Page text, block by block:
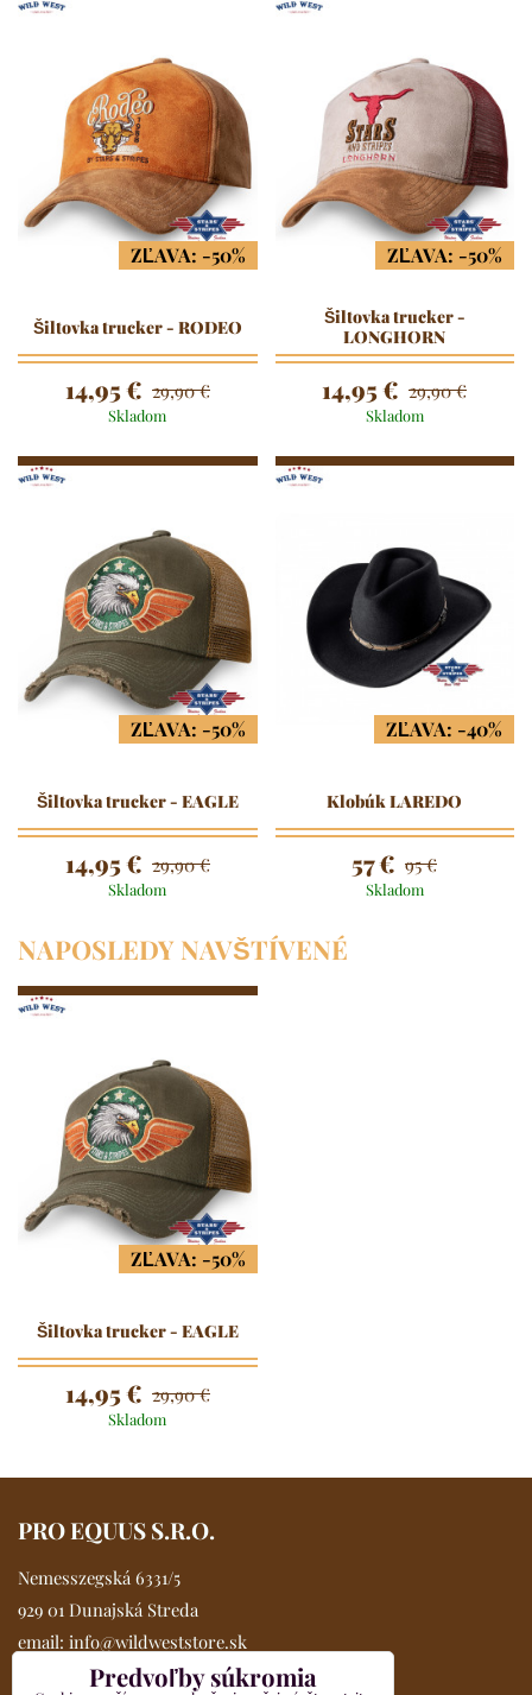
ZĽAVA: -50%
Šiltovka trucker - RODEO
14,95 € 29,90 €
Skladom
ZĽAVA: -50%
Šiltovka trucker -
LONGHORN
14,95 € 29,90 €
Skladom
ZĽAVA: -50%
Šiltovka trucker - EAGLE
14,95 € 29,90 €
Skladom
ZĽAVA: -40%
Klobúk LAREDO
57 € 95 €
Skladom
NAPOSLEDY NAVŠTÍVENÉ
ZĽAVA: -50%
Šiltovka trucker - EAGLE
14,95 € 29,90 €
Skladom
PRO EQUUS S.R.O.
Nemesszegská 6331/5
929 01 Dunajská Streda
email: info@wildweststore.sk
0902 705 517
Predvoľby súkromia